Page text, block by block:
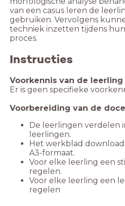
van een casus leren de
gebruiken. Vervolgens
techniek inzetten tijdens
proces.
Instructies
Voorkennis van de leerling
Er is geen specifieke
Voorbereiding van de
De leerlingen verdelen
leerlingen.
Het werkblad
A3-formaat.
Voor elke leerling een
regelen.
Voor elke leerling een
regelen